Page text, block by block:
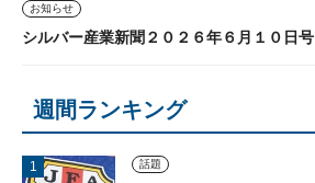
お知らせ
シルバー産業新聞２０２６年６月１０日号
週間ランキング
話題